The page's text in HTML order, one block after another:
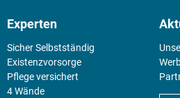
Experten
Sicher Selbstständig
Existenz­vorsorge
Pflege versichert
4 Wände